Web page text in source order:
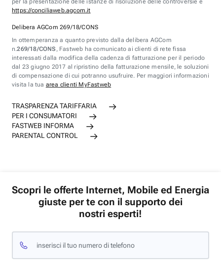
per la presentazione delle istanze di risoluzione delle controversie è
https://conciliaweb.agcom.it
Delibera AGCom 269/18/CONS
In ottemperanza a quanto previsto dalla delibera AGCom
n.269/18/CONS , Fastweb ha comunicato ai clienti di rete fissa
interessati dalla modifica della cadenza di fatturazione per il periodo
dal 23 giugno 2017 al ripristino della fatturazione mensile, le soluzioni
di compensazione di cui potranno usufruire. Per maggiori informazioni
visita la tua area clienti MyFastweb
TRASPARENZA TARIFFARIA
PER I CONSUMATORI
FASTWEB INFORMA
PARENTAL CONTROL
Scopri le offerte Internet, Mobile ed Energia
giuste per te con il supporto dei
nostri esperti!
inserisci il tuo numero di telefono